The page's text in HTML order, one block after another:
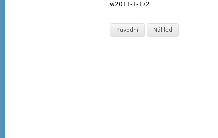
w2011-1-172
Původní Náhled